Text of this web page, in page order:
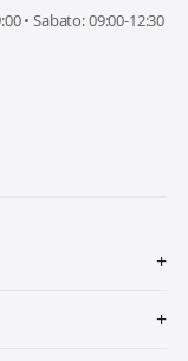
• Sabato: 09:00-12:30